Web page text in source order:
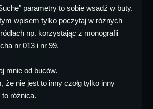
parametry to sobie wsadź w buty.
wpisem tylko poczytaj w różnych
np. korzystając z monografii
nr 013 i nr 99.
mnie od buców.
że nie jest to inny czołg tylko inny
to różnica.